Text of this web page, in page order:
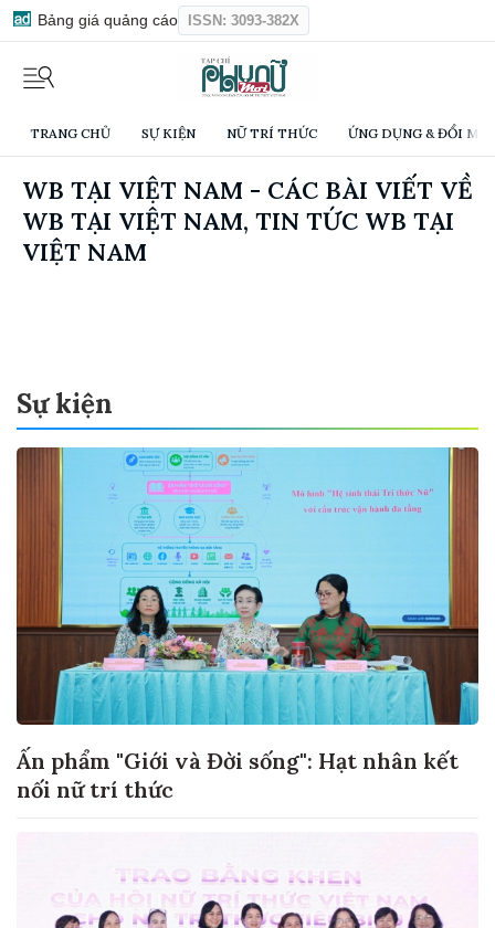
Bảng giá quảng cáo ISSN: 3093-382X
TRANG CHỦ SỰ KIỆN NỮ TRÍ THỨC ỨNG DỤNG & ĐỔI
WB TẠI VIỆT NAM - CÁC BÀI VIẾT VỀ
WB TẠI VIỆT NAM, TIN TỨC WB TẠI
VIỆT NAM
Sự kiện
Ấn phẩm "Giới và Đời sống": Hạt nhân kết
nối nữ trí thức